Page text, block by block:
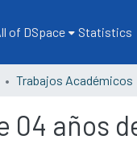
of DSpace Statistics
Trabajos Académicos
04 años